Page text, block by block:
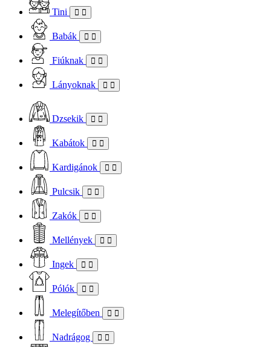
Tini
Babák
Fiúknak
Lányoknak
Dzsekik
Kabátok
Kardigánok
Pulcsik
Zakók
Mellények
Ingek
Pólók
Melegítőben
Nadrágog